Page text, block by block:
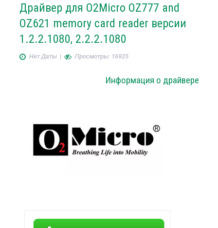
Драйвер для O2Micro OZ777 and
OZ621 memory card reader версии
1.2.2.1080, 2.2.2.1080
Нет Даты| Просмотры: 16925
Информация о драйвере